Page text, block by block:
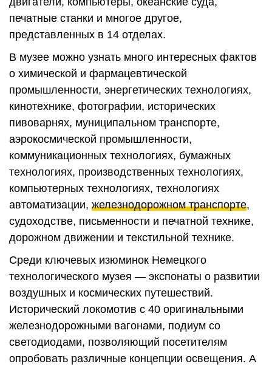
печатные станки и многое другое,
представленных в 14 отделах.
В музее можно узнать много интересных фактов
о химической и фармацевтической
промышленности, энергетических технологиях,
кинотехнике, фотографии, исторических
пивоварнях, муниципальном транспорте,
аэрокосмической промышленности,
коммуникационных технологиях, бумажных
технологиях, производственных технологиях,
компьютерных технологиях, технологиях
автоматизации, железнодорожном транспорте,
судоходстве, письменности и печатной технике,
дорожном движении и текстильной технике.
Среди ключевых изюминок Немецкого
технологического музея — экспонаты о развитии
воздушных и космических путешествий.
Исторический локомотив с 40 оригинальными
железнодорожными вагонами, подиум со
светодиодами, позволяющий посетителям
опробовать различные концепции освещения. А